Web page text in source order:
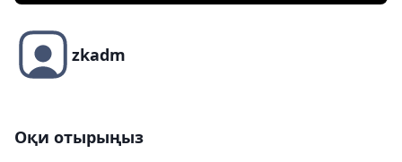
zkadm
Оқи отырыңыз